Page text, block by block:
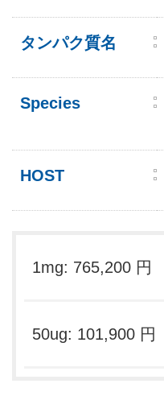
タンパク質名
Species
HOST
1mg: 765,200 円
50ug: 101,900 円